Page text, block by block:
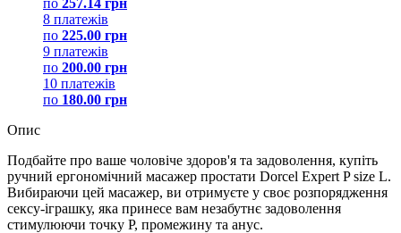
8 платежів
по 225.00 грн
9 платежів
по 200.00 грн
10 платежів
по 180.00 грн
Опис
Подбайте про ваше чоловіче здоров'я та задоволення, купіть
ручний ергономічний масажер простати Dorcel Expert P size L.
Вибираючи цей масажер, ви отримуєте у своє розпорядження
сексу-іграшку, яка принесе вам незабутнє задоволення
стимулюючи точку P, промежину та анус.